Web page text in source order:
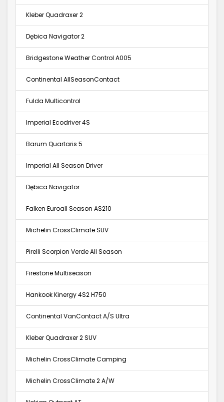
Kleber Quadraxer 2
Dębica Navigator 2
Bridgestone Weather Control A005
Continental AllSeasonContact
Fulda Multicontrol
Imperial Ecodriver 4S
Barum Quartaris 5
Imperial All Season Driver
Dębica Navigator
Falken Euroall Season AS210
Michelin CrossClimate SUV
Pirelli Scorpion Verde All Season
Firestone Multiseason
Hankook Kinergy 4S2 H750
Continental VanContact A/S Ultra
Kleber Quadraxer 2 SUV
Michelin CrossClimate Camping
Michelin CrossClimate 2 A/W